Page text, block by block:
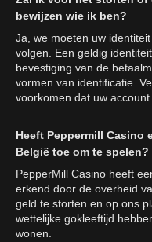
bewijzen wie ik ben?
Ja, we moeten uw
volgen. Een geldig
bevestiging van de
vormen van identificatie.
voorkomen dat uw
Heeft Peppermill Casino
België toe om te spelen?
PepperMill Casino heeft
erkend door de overheid
geld te storten en op ons
wettelijke gokleeftijd
wonen.